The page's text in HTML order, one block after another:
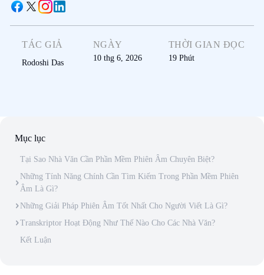
TÁC GIẢ
Rodoshi Das
NGÀY
10 thg 6, 2026
THỜI GIAN ĐỌC
19 Phút
Mục lục
Tại Sao Nhà Văn Cần Phần Mềm Phiên Âm Chuyên Biệt?
Những Tính Năng Chính Cần Tìm Kiếm Trong Phần Mềm Phiên
Âm Là Gì?
Những Giải Pháp Phiên Âm Tốt Nhất Cho Người Viết Là Gì?
Transkriptor Hoạt Động Như Thế Nào Cho Các Nhà Văn?
Kết Luận